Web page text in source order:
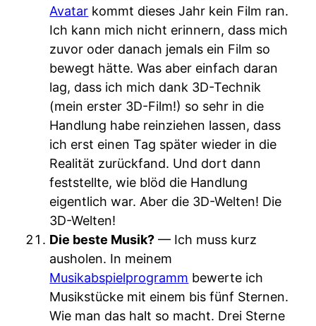
Avatar kommt dieses Jahr kein Film ran.
Ich kann mich nicht erinnern, dass mich
zuvor oder danach jemals ein Film so
bewegt hätte. Was aber einfach daran
lag, dass ich mich dank 3D-Technik
(mein erster 3D-Film!) so sehr in die
Handlung habe reinziehen lassen, dass
ich erst einen Tag später wieder in die
Realität zurückfand. Und dort dann
feststellte, wie blöd die Handlung
eigentlich war. Aber die 3D-Welten! Die
3D-Welten!
Die beste Musik? — Ich muss kurz
ausholen. In meinem
Musikabspielprogramm bewerte ich
Musikstücke mit einem bis fünf Sternen.
Wie man das halt so macht. Drei Sterne